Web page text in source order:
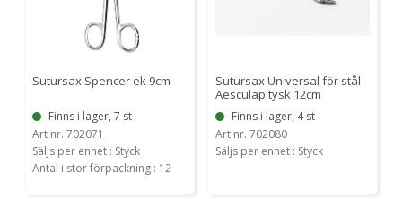
Sutursax Spencer ek 9cm
Finns i lager, 7 st
Art nr. 702071
Säljs per enhet : Styck
Antal i stor förpackning : 12
Sutursax Universal för stål
Aesculap tysk 12cm
Finns i lager, 4 st
Art nr. 702080
Säljs per enhet : Styck